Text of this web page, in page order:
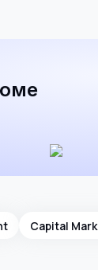
Capital